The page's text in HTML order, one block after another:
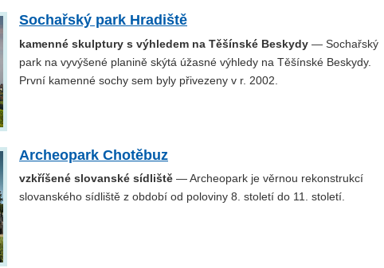
Sochařský park Hradiště
kamenné skulptury s výhledem na Těšínské Beskydy — Sochařský
park na vyvýšené planině skýtá úžasné výhledy na Těšínské Beskydy.
První kamenné sochy sem byly přivezeny v r. 2002.
Archeopark Chotěbuz
vzkříšené slovanské sídliště — Archeopark je věrnou rekonstrukcí
slovanského sídliště z období od poloviny 8. století do 11. století.